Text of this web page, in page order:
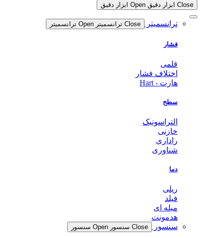
Close ابزار دقیق Open ابزار دقیق
ترانسمیتر Close ترانسمیتر Open ترانسمیتر
فشار
قلمی
اختلاف فشار
هارت - Hart
سطح
التراسونیک
خازنی
راداری
شناوری
دما
ریلی
فیلد
میله ای
هدمونت
سنسور
Close سنسور Open سنسور